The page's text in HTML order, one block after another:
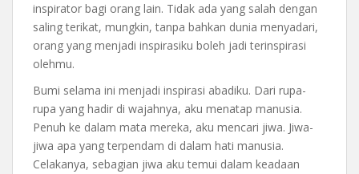
inspirator bagi orang lain. Tidak ada yang salah dengan
saling terikat, mungkin, tanpa bahkan dunia menyadari,
orang yang menjadi inspirasiku boleh jadi terinspirasi
olehmu.
Bumi selama ini menjadi inspirasi abadiku. Dari rupa-
rupa yang hadir di wajahnya, aku menatap manusia.
Penuh ke dalam mata mereka, aku mencari jiwa. Jiwa-
jiwa apa yang terpendam di dalam hati manusia.
Celakanya, sebagian jiwa aku temui dalam keadaan